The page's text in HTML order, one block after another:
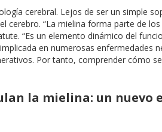
cerebral. Lejos de ser un simple
cerebro. “La mielina forma parte de
“Es un elemento dinámico del
en numerosas enfermedades
Por tanto, comprender cómo
la mielina: un nuevo